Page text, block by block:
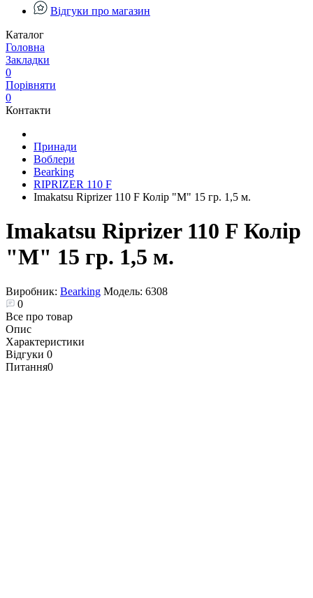
Відгуки про магазин
Каталог
Головна
Закладки
0
Порівняти
0
Контакти
Принади
Воблери
Bearking
RIPRIZER 110 F
Imakatsu Riprizer 110 F Колір "M" 15 гр. 1,5 м.
Imakatsu Riprizer 110 F Колір
"M" 15 гр. 1,5 м.
Виробник: Bearking Модель: 6308
0
Все про товар
Опис
Характеристики
Відгуки 0
Питання0